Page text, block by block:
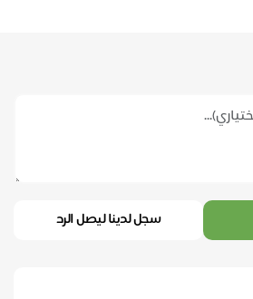
سجل لدينا ليصل الرد